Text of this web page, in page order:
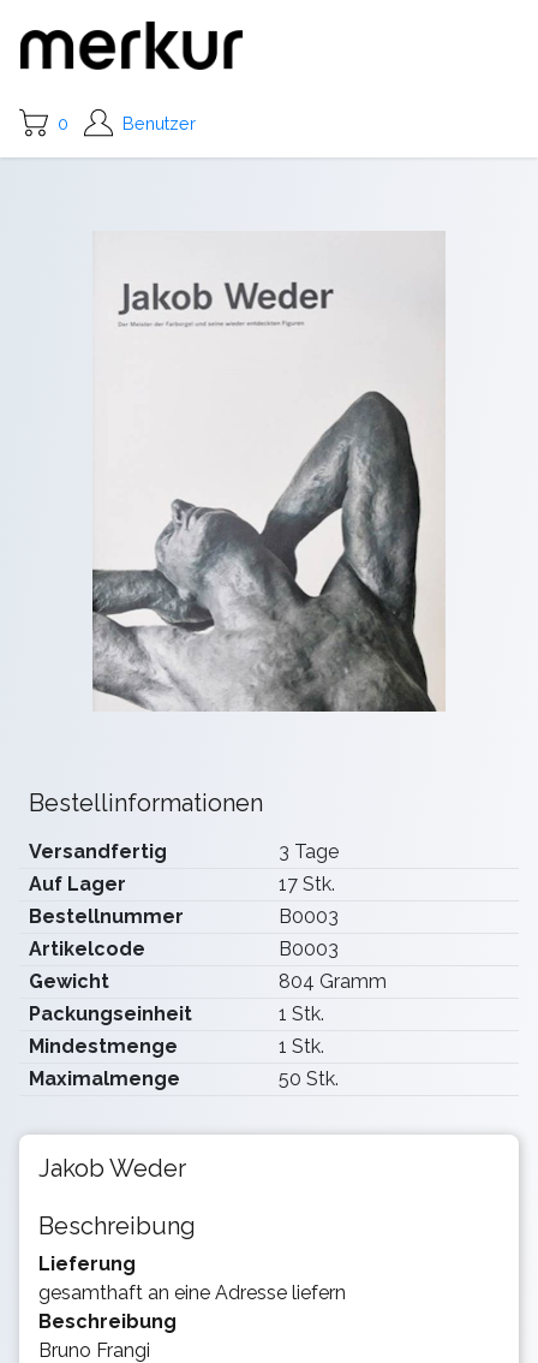
0 Benutzer
Bestellinformationen
Versandfertig
3 Tage
Auf Lager
17 Stk.
Bestellnummer
B0003
Artikelcode
B0003
Gewicht
804 Gramm
Packungseinheit
1 Stk.
Mindestmenge
1 Stk.
Maximalmenge
50 Stk.
Jakob Weder
Beschreibung
Lieferung
gesamthaft an eine Adresse liefern
Beschreibung
Bruno Frangi